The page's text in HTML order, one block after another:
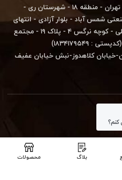
دفتر مرکزی کارخانه : استان تهران - منطقه ۱۸ - شهرستان ری -
شمس آباد - بلوار آزادی - انتهای
بلوار بهارستان - خیابان بوعلی - کوچه نرگس ۴ - پلاک ۱۹ - مجتمع
خیابان کلاهدوز-نبش خیابان عفیف
بلاگ محصولات
کنم؟